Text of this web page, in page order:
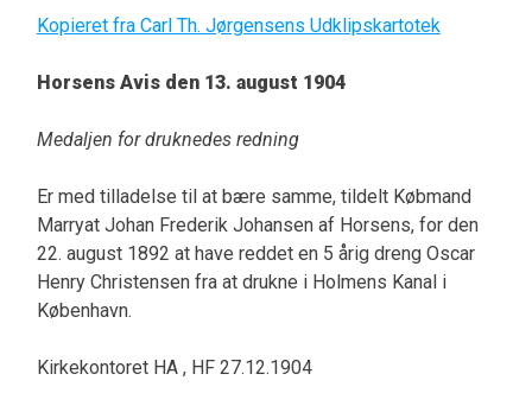
Kopieret fra Carl Th. Jørgensens Udklipskartotek
Horsens Avis den 13. august 1904
Medaljen for druknedes redning
Er med tilladelse til at bære samme, tildelt Købmand
Marryat Johan Frederik Johansen af Horsens, for den
22. august 1892 at have reddet en 5 årig dreng Oscar
Henry Christensen fra at drukne i Holmens Kanal i
København.
Kirkekontoret HA , HF 27.12.1904